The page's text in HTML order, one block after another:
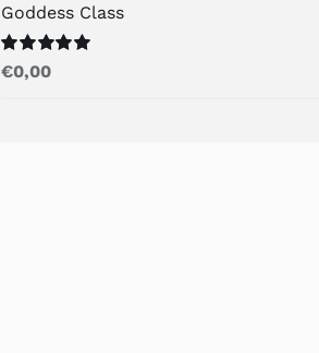
Goddess Class
Gewaardeerd
5.00
€0,00